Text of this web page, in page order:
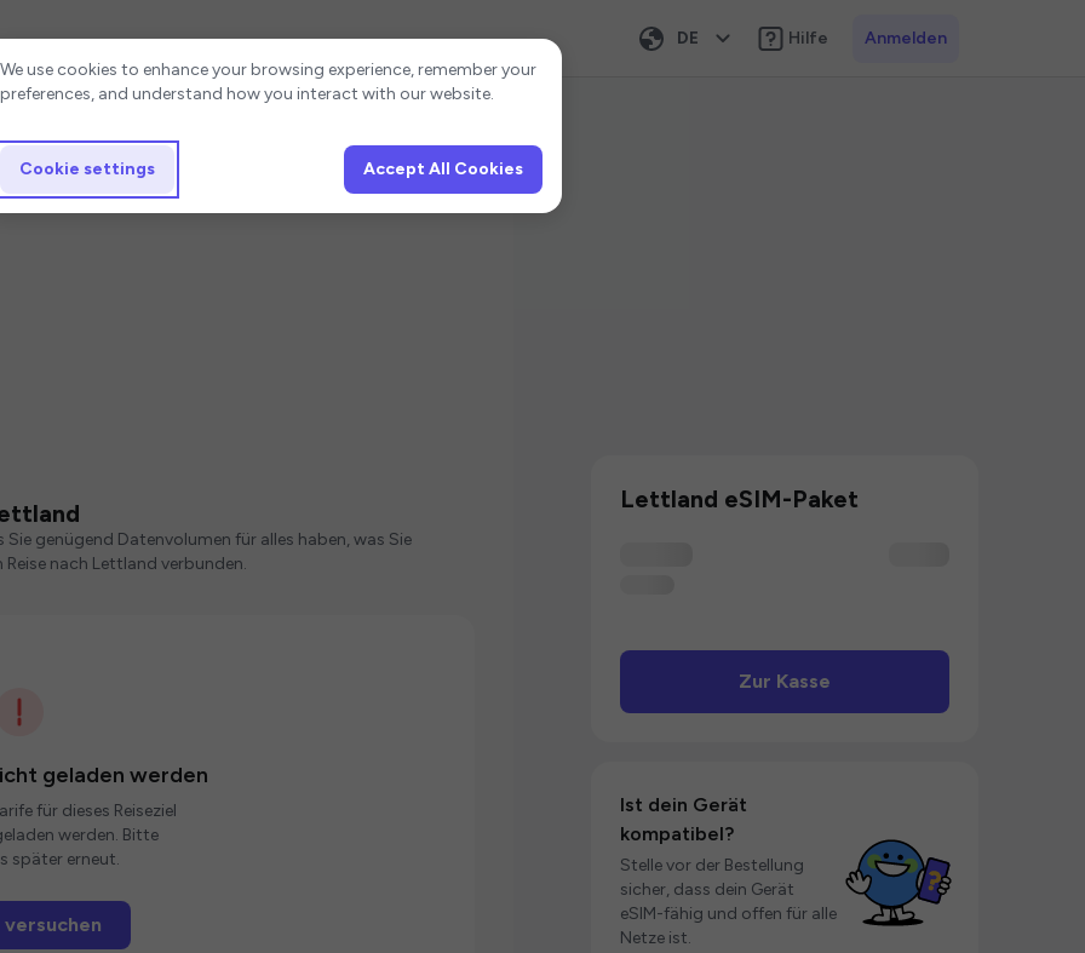
DE Hilfe Anmelden
genügend Datenvolumen für alles haben, was Sie
nach Lettland verbunden.
geladen werden
für dieses Reiseziel
werden. Bitte
später erneut.
Lettland eSIM-Paket
Zur Kasse
Ist dein Gerät
kompatibel?
Stelle vor der Bestellung
sicher, dass dein Gerät
eSIM-fähig und offen für alle
Netze ist.
Cookie settings
We use cookies to enhance your browsing experience, remember your
preferences, and understand how you interact with our website.
Cookie settings Accept All Cookies